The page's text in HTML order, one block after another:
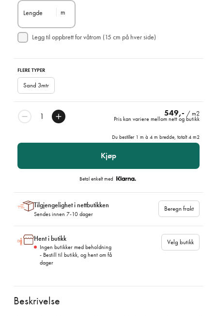
Lengde m
Legg til oppbrett for våtrom (15 cm på hver side)
FLERE TYPER
Sand 3mtr
549,- / m2
Pris kan variere mellom nett og butikk
Du bestiller 1 m à 4 m bredde, totalt4 m2
Kjøp
Betal enkelt med
Tilgjengelighet i nettbutikken
Sendes innen 7-10 dager
Beregn frakt
Hent i butikk
Ingen butikker med beholdning
- Bestill til butikk, og hent om få
dager
Velg butikk
Beskrivelse